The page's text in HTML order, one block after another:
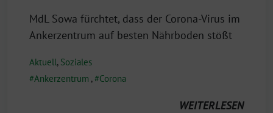
MdL Sowa fürchtet, dass der Corona-Virus im
Ankerzentrum auf besten Nährboden stößt
Aktuell, Soziales
Ankerzentrum , Corona
WEITERLESEN